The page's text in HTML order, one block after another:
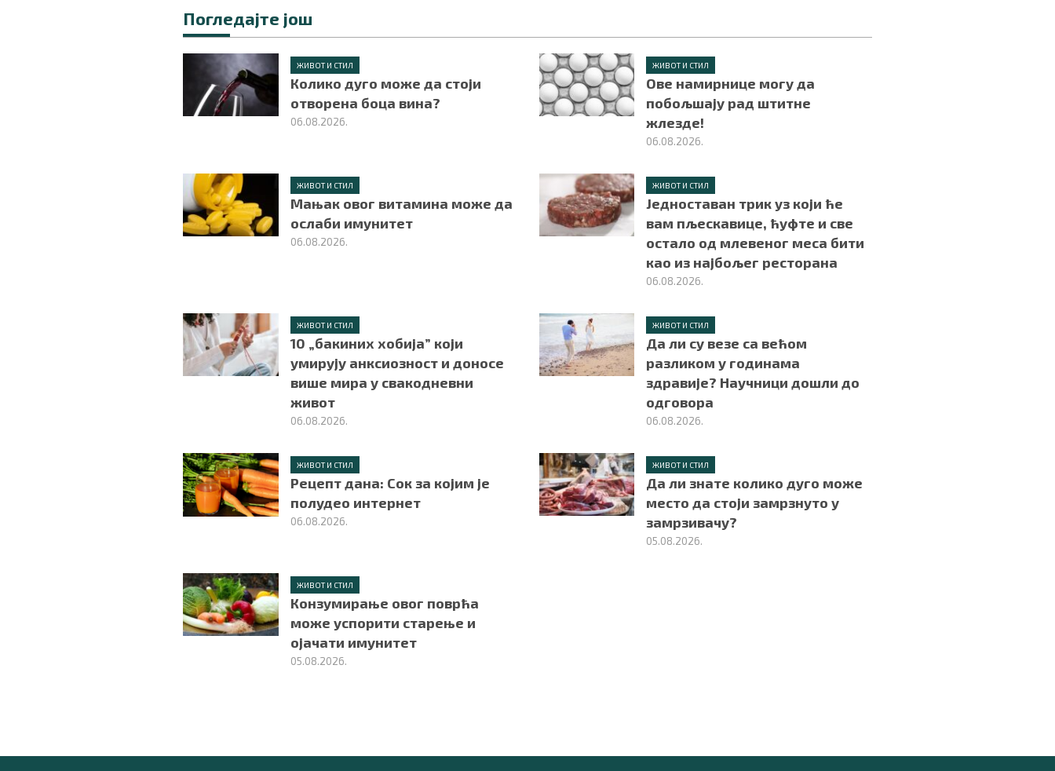
Погледајте још
ЖИВОТ И СТИЛ
Колико дуго може да стоји
отворена боца вина?
06.08.2026.
ЖИВОТ И СТИЛ
Ове намирнице могу да
побољшају рад штитне
жлезде!
06.08.2026.
ЖИВОТ И СТИЛ
Мањак овог витамина може да
ослаби имунитет
06.08.2026.
ЖИВОТ И СТИЛ
Једноставан трик уз који ће
вам пљескавице, ћуфте и све
остало од млевеног меса бити
као из најбољег ресторана
06.08.2026.
ЖИВОТ И СТИЛ
10 „бакиних хобија” који
умирују анксиозност и доносе
више мира у свакодневни
живот
06.08.2026.
ЖИВОТ И СТИЛ
Да ли су везе са већом
разликом у годинама
здравије? Научници дошли до
одговора
06.08.2026.
ЖИВОТ И СТИЛ
Рецепт дана: Сок за којим је
полудео интернет
06.08.2026.
ЖИВОТ И СТИЛ
Да ли знате колико дуго може
место да стоји замрзнуто у
замрзивачу?
05.08.2026.
ЖИВОТ И СТИЛ
Конзумирање овог поврћа
може успорити старење и
ојачати имунитет
05.08.2026.